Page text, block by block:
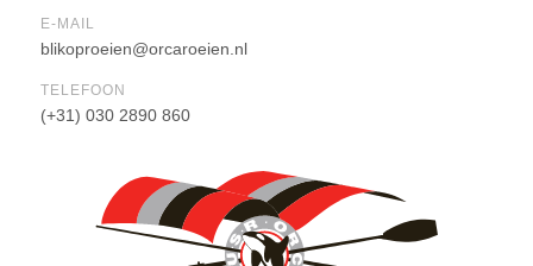
E-MAIL
blikoproeien@orcaroeien.nl
TELEFOON
(+31) 030 2890 860